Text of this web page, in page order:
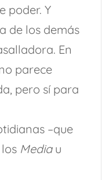
poder. Y
de los demás
En
parece
pero sí para
–que
Mediau